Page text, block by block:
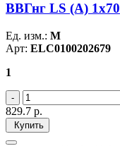
ВВГнг LS (А) 1х70
Ед. изм.: М
Арт: ELC0100202679
1
829.7 р.
Купить